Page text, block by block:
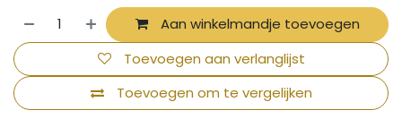
Aan winkelmandje toevoegen
Toevoegen om te vergelijken
Toevoegen aan verlanglijst